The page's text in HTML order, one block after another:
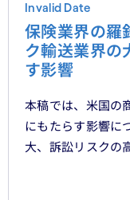
Invalid Date
保険業界の羅
ク輸送業界の
す影響
本稿では、米国の
にもたらす影響に
大、訴訟リスクの